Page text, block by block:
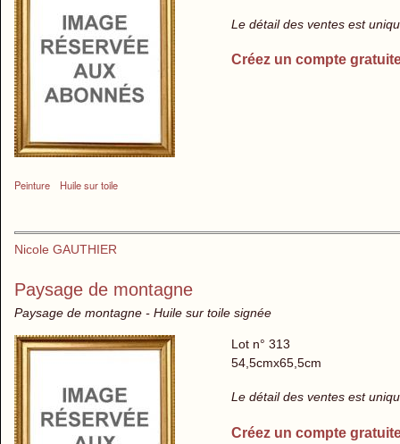
Peinture Huile sur toile
Le détail des ventes est
Créez un compte
Nicole GAUTHIER
Paysage de montagne
Paysage de montagne - Huile sur toile signée
Lot n° 313
54,5cmx65,5cm
Le détail des ventes est
Créez un compte